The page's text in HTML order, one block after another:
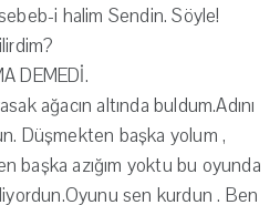
i halim Sendin. Söyle!
DEMEDİ.
ağacın altında buldum.Adını
Düşmekten başka yolum ,
başka azığım yoktu bu oyunda
sen kurdun . Ben